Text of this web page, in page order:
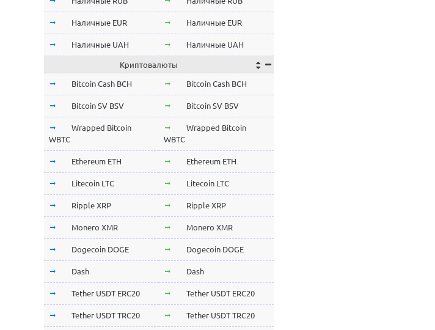
Наличные EUR Наличные EUR
Наличные UAH Наличные UAH
Криптовалюты
Bitcoin Cash BCH Bitcoin Cash BCH
Bitcoin SV BSV Bitcoin SV BSV
Wrapped Bitcoin
WBTC
Wrapped Bitcoin
WBTC
Ethereum ETH Ethereum ETH
Litecoin LTC Litecoin LTC
Ripple XRP Ripple XRP
Monero XMR Monero XMR
Dogecoin DOGE Dogecoin DOGE
Dash Dash
Tether USDT ERC20 Tether USDT ERC20
Tether USDT TRC20 Tether USDT TRC20